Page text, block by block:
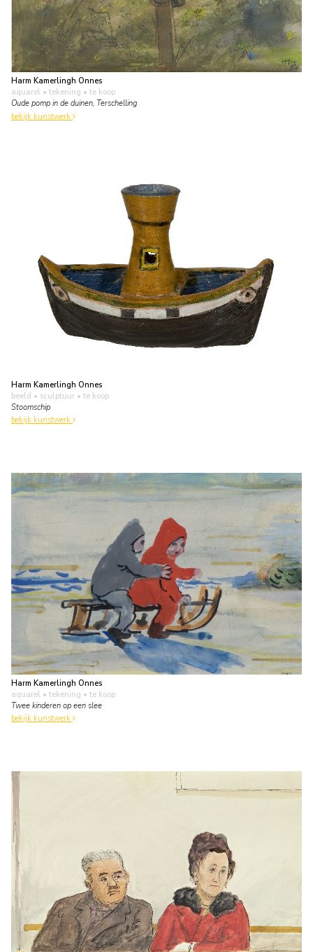
Harm Kamerlingh Onnes
aquarel • tekening • te koop
Oude pomp in de duinen, Terschelling
bekijk kunstwerk
Harm Kamerlingh Onnes
beeld • sculptuur • te koop
Stoomschip
bekijk kunstwerk
Harm Kamerlingh Onnes
aquarel • tekening • te koop
Twee kinderen op een slee
bekijk kunstwerk